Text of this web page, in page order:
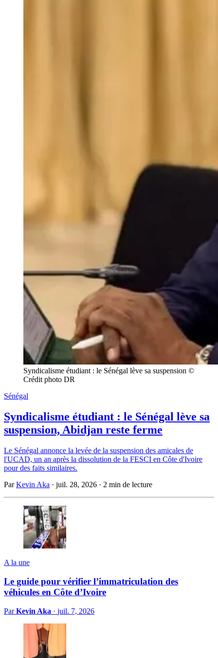
Syndicalisme étudiant : le Sénégal lève sa suspension ©
Crédit photo DR
Sénégal
Syndicalisme étudiant : le Sénégal lève sa
suspension, Abidjan reste ferme
Le Sénégal annonce la levée de la suspension des amicales de
l'UCAD, un an après la dissolution de la FESCI en Côte d'Ivoire
pour des faits similaires.
ParKevin Aka · juil. 28, 2026 · 2 min de lecture
A la une
Le guide pour vérifier l’immatriculation des
véhicules en Côte d’Ivoire
ParKevin Aka · juil. 7, 2026